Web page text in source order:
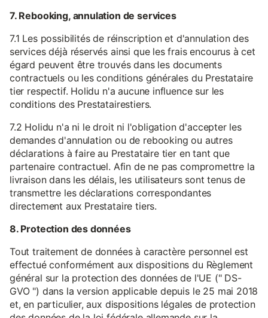
7. Rebooking, annulation de services
7.1 Les possibilités de réinscription et d'annulation des
services déjà réservés ainsi que les frais encourus à cet
égard peuvent être trouvés dans les documents
contractuels ou les conditions générales du Prestataire
tier respectif. Holidu n'a aucune influence sur les
conditions des Prestatairestiers.
7.2 Holidu n'a ni le droit ni l'obligation d'accepter les
demandes d'annulation ou de rebooking ou autres
déclarations à faire au Prestataire tier en tant que
partenaire contractuel. Afin de ne pas compromettre la
livraison dans les délais, les utilisateurs sont tenus de
transmettre les déclarations correspondantes
directement aux Prestataire tiers.
8. Protection des données
Tout traitement de données à caractère personnel est
effectué conformément aux dispositions du Règlement
général sur la protection des données de l'UE (" DS-
GVO ") dans la version applicable depuis le 25 mai 2018
et, en particulier, aux dispositions légales de protection